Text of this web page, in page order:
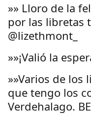
»» Lloro de la
por las libretas
@lizethmont_
»»¡Valió la
»»Varios de los
que tengo los
Verdehalago.